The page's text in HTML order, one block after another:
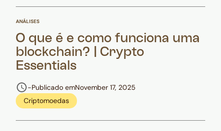
ANÁLISES
O que é e como funciona uma
blockchain? | Crypto
Essentials
-Publicado emNovember 17, 2025
Criptomoedas